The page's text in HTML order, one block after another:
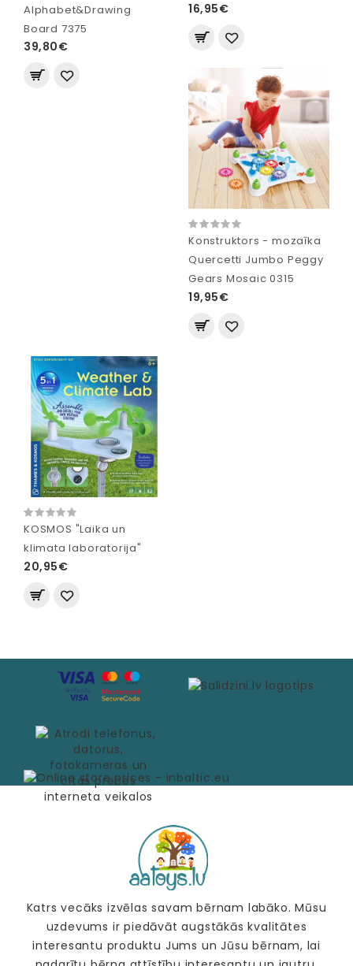
Alphabet&Drawing
Board 7375
39,80€
16,95€
Konstruktors - mozaīka
Quercetti Jumbo Peggy
Gears Mosaic 0315
19,95€
KOSMOS "Laika un
klimata laboratorija"
20,95€
Katrs vecāks izvēlas savam bērnam labāko. Mūsu
uzdevums ir piedāvāt augstākās kvalitātes
interesantu produktu Jums un Jūsu bērnam, lai